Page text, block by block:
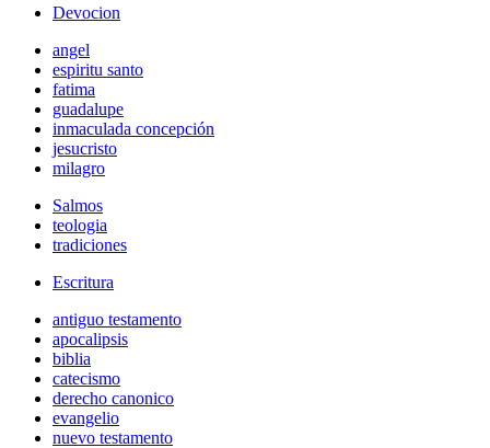
Devocion
angel
espiritu santo
fatima
guadalupe
inmaculada concepción
jesucristo
milagro
Salmos
teologia
tradiciones
Escritura
antiguo testamento
apocalipsis
biblia
catecismo
derecho canonico
evangelio
nuevo testamento